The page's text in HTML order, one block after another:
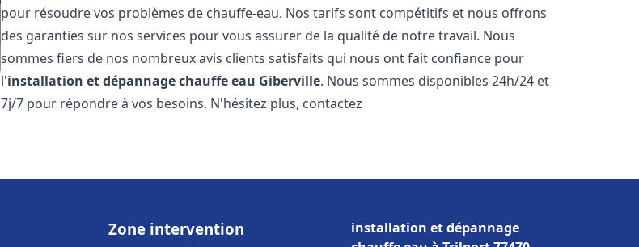
pour résoudre vos problèmes de chauffe-eau. Nos tarifs sont compétitifs et nous offrons
des garanties sur nos services pour vous assurer de la qualité de notre travail. Nous
sommes fiers de nos nombreux avis clients satisfaits qui nous ont fait confiance pour
l'installation et dépannage chauffe eau Giberville. Nous sommes disponibles 24h/24 et
7j/7 pour répondre à vos besoins. N'hésitez plus, contactez
Zone intervention
installation et dépannage